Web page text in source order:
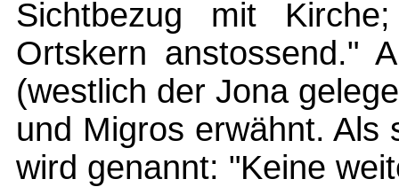
Sichtbezug mit
Ortskern anstossend."
(westlich der Jona
und Migros erwähnt. Als
wird genannt: "Keine